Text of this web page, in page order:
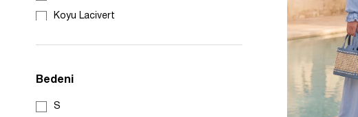
Koyu Lacivert
Kahve
Fuşya
Bedeni
S